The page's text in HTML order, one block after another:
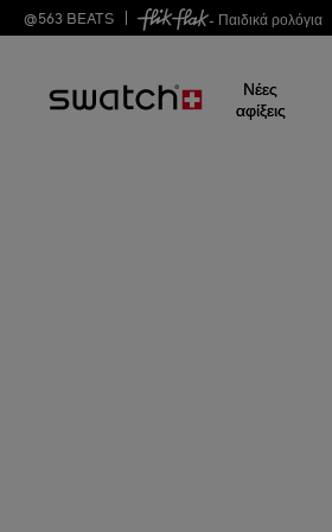
@563 BEATS - Παιδικά ρολόγια
Νέες
αφίξεις